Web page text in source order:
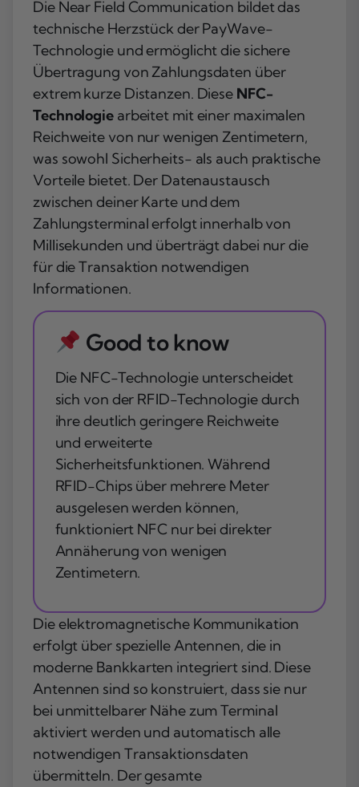
Die Near Field Communication bildet das
technische Herzstück der PayWave-
Technologie und ermöglicht die sichere
Übertragung von Zahlungsdaten über
extrem kurze Distanzen. Diese NFC-
Technologiearbeitet mit einer maximalen
Reichweite von nur wenigen Zentimetern,
was sowohl Sicherheits- als auch praktische
Vorteile bietet. Der Datenaustausch
zwischen deiner Karte und dem
Zahlungsterminal erfolgt innerhalb von
Millisekunden und überträgt dabei nur die
für die Transaktion notwendigen
Informationen.
Good to know
Die NFC-Technologie unterscheidet
sich von der RFID-Technologie durch
ihre deutlich geringere Reichweite
und erweiterte
Sicherheitsfunktionen. Während
RFID-Chips über mehrere Meter
ausgelesen werden können,
funktioniert NFC nur bei direkter
Annäherung von wenigen
Zentimetern.
Die elektromagnetische Kommunikation
erfolgt über spezielle Antennen, die in
moderne Bankkarten integriert sind. Diese
Antennen sind so konstruiert, dass sie nur
bei unmittelbarer Nähe zum Terminal
aktiviert werden und automatisch alle
notwendigen Transaktionsdaten
übermitteln. Der gesamte